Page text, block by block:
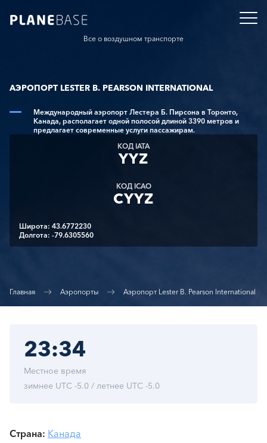
Все о воздушном транспорте
АЭРОПОРТ LESTER B. PEARSON INTERNATIONAL
Международный аэропорт Лестера Б. Пирсона в Торонто,
Канада, располагает одной полосой длиной 3390 метров и
предлагает современные услуги пассажирам.
КОД IATA
YYZ
КОД ICAO
CYYZ
Широта: 43.6772230
Долгота: -79.6305560
Главная Аэропорты Аэропорт Lester B. Pearson International
23:34
Местное время
зимнее UTC -5.0 / летнее UTC -5.0
Страна Канада